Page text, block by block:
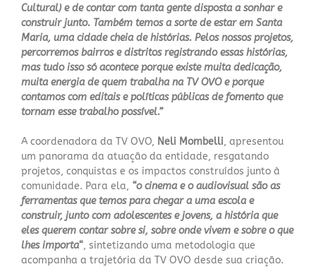
Cultural) e de contar com tanta gente disposta a sonhar e
construir junto. Também temos a sorte de estar em Santa
Maria, uma cidade cheia de histórias. Pelos nossos projetos,
percorremos bairros e distritos registrando essas histórias,
mas tudo isso só acontece porque existe muita dedicação,
muita energia de quem trabalha na TV OVO e porque
contamos com editais e políticas públicas de fomento que
tornam esse trabalho possível.”
A coordenadora da TV OVO, Neli Mombelli, apresentou
um panorama da atuação da entidade, resgatando
projetos, conquistas e os impactos construídos junto à
comunidade. Para ela, “o cinema e o audiovisual são as
ferramentas que temos para chegar a uma escola e
construir, junto com adolescentes e jovens, a história que
eles querem contar sobre si, sobre onde vivem e sobre o que
lhes importa“, sintetizando uma metodologia que
acompanha a trajetória da TV OVO desde sua criação.